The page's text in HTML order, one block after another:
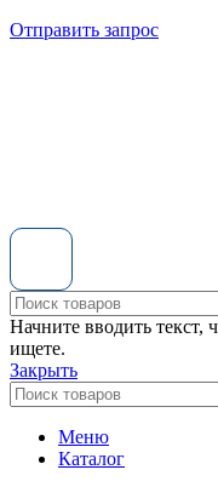
Отправить запрос
Начните вводить текст,
ищете.
Закрыть
Меню
Каталог